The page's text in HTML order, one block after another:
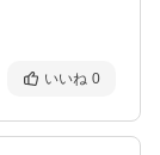
いいね 0